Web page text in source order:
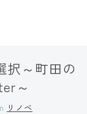
択～町田の
～
リノベ